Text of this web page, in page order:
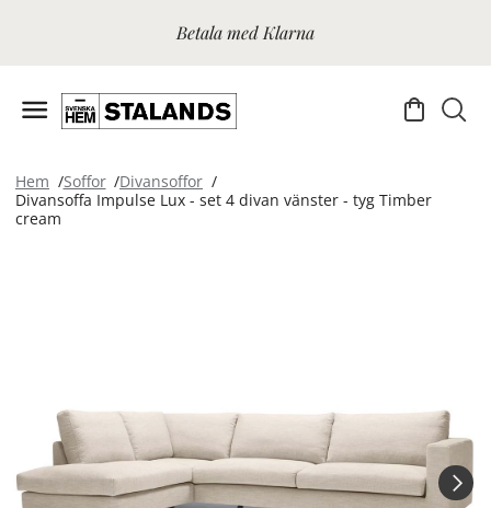
Betala med Klarna
Hem Soffor
Divansoffor
Divansoffa Impulse Lux - set 4 divan vänster - tyg Timber
cream